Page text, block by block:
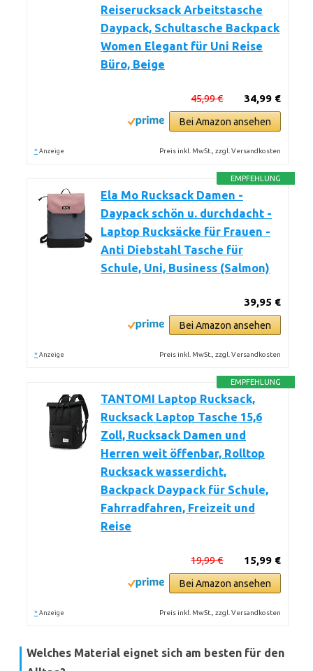
Reiserucksack Arbeitstasche
Daypack, Schultasche Backpack
Women Elegant für Uni Reise
Büro, Beige
34,99 €
45,99 €
Bei Amazon ansehen
* Anzeige Preis inkl. MwSt., zzgl. Versandkosten
EMPFEHLUNG
Ela Mo Rucksack Damen -
Daypack schön u. durchdacht -
Laptop Rucksäcke für Frauen -
Anti Diebstahl Tasche für
Schule, Uni, Business (Salmon)
39,95 €
Bei Amazon ansehen
* Anzeige Preis inkl. MwSt., zzgl. Versandkosten
EMPFEHLUNG
TANTOMI Laptop Rucksack,
Rucksack Laptop Tasche 15,6
Zoll, Rucksack Damen und
Herren weit öffenbar, Rolltop
Rucksack wasserdicht,
Backpack Daypack für Schule,
Fahrradfahren, Freizeit und
Reise
15,99 €
19,99 €
Bei Amazon ansehen
* Anzeige Preis inkl. MwSt., zzgl. Versandkosten
Welches Material eignet sich am besten für den